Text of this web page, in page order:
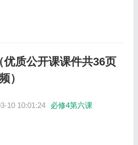
质公开课课件共36页
）
10 10:01:24
必修4第六课